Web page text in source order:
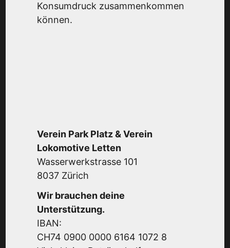
Konsumdruck zusammenkommen
können.
Verein Park Platz & Verein
Lokomotive Letten
Wasserwerkstrasse 101
8037 Zürich
Wir brauchen deine
Unterstützung.
IBAN:
CH74 0900 0000 6164 1072 8